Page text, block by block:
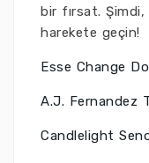
bir fırsat.
harekete geçin!
Esse Change
A.J. Fernandez
Candlelight